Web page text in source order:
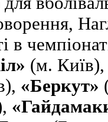
в
(м.
«Беркут»